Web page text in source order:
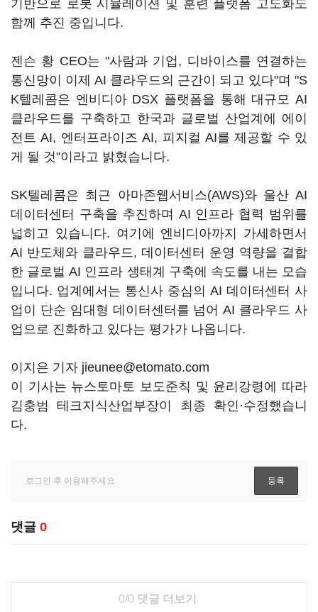
기반으로 로봇 시뮬레이션 및 훈련 플랫폼 고도화도
함께 추진 중입니다.
젠슨 황 CEO는 "사람과 기업, 디바이스를 연결하는
통신망이 이제 AI 클라우드의 근간이 되고 있다"며 "S
K텔레콤은 엔비디아 DSX 플랫폼을 통해 대규모 AI
클라우드를 구축하고 한국과 글로벌 산업계에 에이
전트 AI, 엔터프라이즈 AI, 피지컬 AI를 제공할 수 있
게 될 것"이라고 밝혔습니다.
SK텔레콤은 최근 아마존웹서비스(AWS)와 울산 AI
데이터센터 구축을 추진하며 AI 인프라 협력 범위를
넓히고 있습니다. 여기에 엔비디아까지 가세하면서
AI 반도체와 클라우드, 데이터센터 운영 역량을 결합
한 글로벌 AI 인프라 생태계 구축에 속도를 내는 모습
입니다. 업계에서는 통신사 중심의 AI 데이터센터 사
업이 단순 임대형 데이터센터를 넘어 AI 클라우드 사
업으로 진화하고 있다는 평가가 나옵니다.
이지은 기자 jieunee@etomato.com
이 기사는 뉴스토마토 보도준칙 및 윤리강령에 따라
김충범 테크지식산업부장이 최종 확인·수정했습니
다.
댓글 0
0/0 댓글 더보기